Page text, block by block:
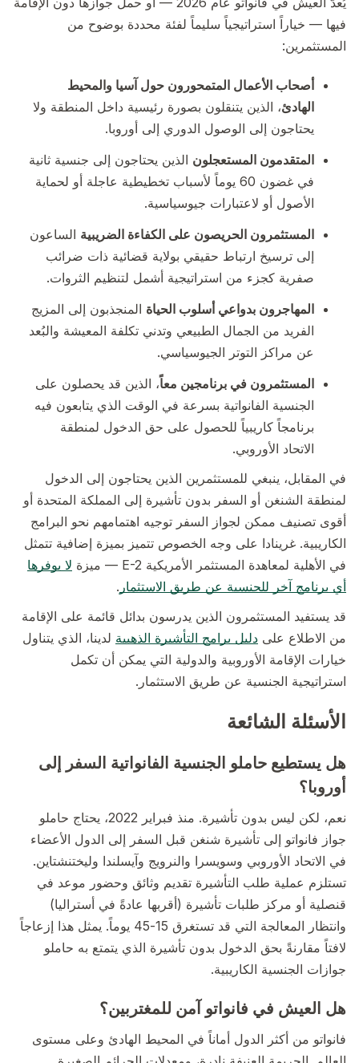
فيها — خياراً استراتيجياً سليماً لفئة محددة بوضوح من
المستثمرين:
أصحاب الأعمال المتمحورون حول آسيا والمحيط
الهادئ، الذين يتنقلون بصورة رئيسية داخل المنطقة ولا
يحتاجون إلى الوصول الدوري إلى أوروبا.
المتقدمون المستعجلون الذين يحتاجون إلى جنسية ثانية
في غضون 60 يوماً لأسباب تخطيطية عاجلة أو لحماية
الأصول أو لاعتبارات جيوسياسية.
المستثمرون الحريصون على الكفاءة الضريبية الساعون
إلى ترسيخ ارتباط حقيقي بولاية قضائية ذات ضرائب
صفرية كجزء من استراتيجية أشمل لتنظيم الثروات.
المهاجرون بدواعي أسلوب الحياة المنجذبون إلى المزيج
الفريد من الجمال الطبيعي وتدني تكلفة المعيشة والبُعد
عن مراكز التوتر الجيوسياسي.
المستثمرون في برنامجين معاً، الذين قد يحصلون على
الجنسية الفانواتية بسرعة في الوقت الذي يتابعون فيه
برنامجاً كاريبياً للحصول على حق الدخول لمنطقة
الاتحاد الأوروبي.
في المقابل، ينبغي للمستثمرين الذين يحتاجون إلى الدخول
لمنطقة الشنغن أو السفر بدون تأشيرة إلى المملكة المتحدة أو
أقوى تصنيف ممكن لجواز السفر توجيه اهتمامهم نحو البرامج
الكاريبية. غرينادا على وجه الخصوص تتميز بميزة إضافية تتمثل
في الأهلية لمعاهدة المستثمر الأمريكية E-2 — ميزة
لا يوفرها
أي برنامج آخر للجنسية عن طريق الاستثمار .
قد يستفيد المستثمرون الذين يدرسون بدائل قائمة على الإقامة
من الاطلاع على دليل برامج التأشيرة الذهبية لدينا، الذي يتناول
خيارات الإقامة الأوروبية والدولية التي يمكن أن تكمل
استراتيجية الجنسية عن طريق الاستثمار.
الأسئلة الشائعة
هل يستطيع حاملو الجنسية الفانواتية السفر إلى
أوروبا؟
نعم، لكن ليس بدون تأشيرة. منذ فبراير 2022، يحتاج حاملو
جواز فانواتو إلى تأشيرة شنغن قبل السفر إلى الدول الأعضاء
في الاتحاد الأوروبي وسويسرا والنرويج وآيسلندا وليختنشتاين.
تستلزم عملية طلب التأشيرة تقديم وثائق وحضور موعد في
قنصلية أو مركز طلبات تأشيرة (أقربها عادةً في أستراليا)
وانتظار المعالجة التي قد تستغرق 15-45 يوماً. يمثل هذا إزعاجاً
لافتاً مقارنةً بحق الدخول بدون تأشيرة الذي يتمتع به حاملو
جوازات الجنسية الكاريبية.
هل العيش في فانواتو آمن للمغتربين؟
فانواتو من أكثر الدول أماناً في المحيط الهادئ وعلى مستوى